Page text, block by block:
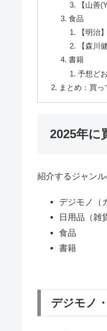
【山善
食品
【明治
【森川
書籍
予想ど
まとめ：買
2025年に
紹介するジャンル
デジモノ（
日用品（雑
食品
書籍
デジモノ